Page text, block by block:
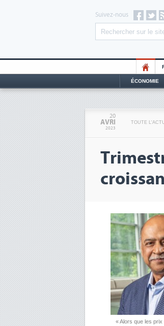
Suivez-nous
ÉCONOMIE
20
AVRI
2023
TOUTE
« Alors que les prix